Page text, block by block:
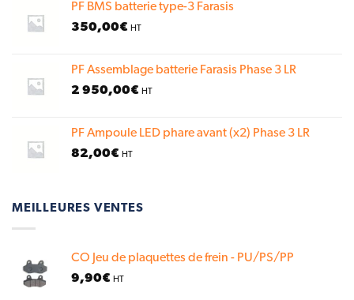
PF BMS batterie type-3 Farasis
350,00€ HT
PF Assemblage batterie Farasis Phase 3 LR
2 950,00€ HT
PF Ampoule LED phare avant (x2) Phase 3 LR
82,00€ HT
MEILLEURES VENTES
CO Jeu de plaquettes de frein - PU/PS/PP
9,90€ HT